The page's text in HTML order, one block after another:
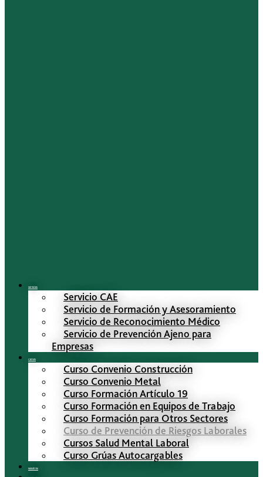
Servicios
Servicio CAE
Servicio de Formación y Asesoramiento
Servicio de Reconocimiento Médico
Servicio de Prevención Ajeno para
Empresas
Cursos
Curso Convenio Construcción
Curso Convenio Metal
Curso Formación Artículo 19
Curso Formación en Equipos de Trabajo
Curso Formación para Otros Sectores
Curso de Prevención de Riesgos Laborales
Cursos Salud Mental Laboral
Curso Grúas Autocargables
Nosotros